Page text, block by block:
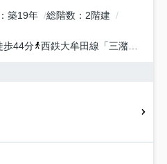
築19年 総階数
2階建
歩44分 西鉄大牟田線 「三潴